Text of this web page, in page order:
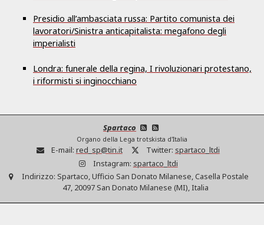
Presidio all’ambasciata russa: Partito comunista dei
lavoratori/Sinistra anticapitalista: megafono degli
imperialisti
Londra: funerale della regina, I rivoluzionari protestano,
i riformisti si inginocchiano
Spartaco
Organo della Lega trotskista d'Italia
E-mail: red_sp@tin.it Twitter: spartaco_ltdi
Instagram: spartaco_ltdi
Indirizzo: Spartaco, Ufficio San Donato Milanese, Casella Postale
47, 20097 San Donato Milanese (MI), Italia